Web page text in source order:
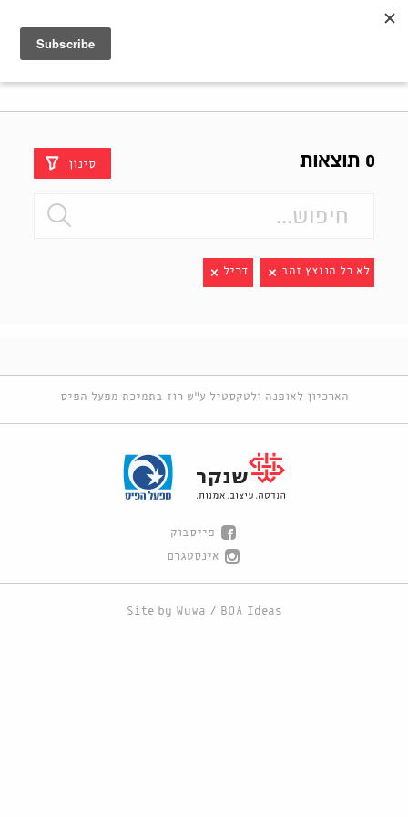
0 תוצאות סינון
לא כל הנוצץ זהב דריל
הארכיון לאופנה ולטקסטיל ע"ש רוז בתמיכת מפעל הפיס
פייסבוק
אינסטגרם
Site by Wuwa / BOA Ideas